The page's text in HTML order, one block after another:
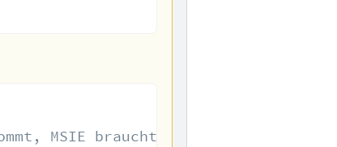
MSIE braucht es zur Zentrierung*/